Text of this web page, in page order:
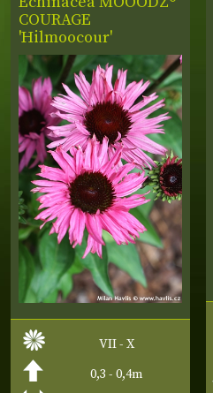
COURAGE
'Hilmoocour'
VII - X
0,3 - 0,4m